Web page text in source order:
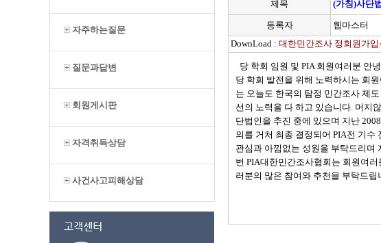
자주하는질문
질문과답변
회원게시판
자격취득상담
사건사고피해상담
제목 (가칭)사단
등록자 웹마스터
DownLoad : 대한민간조사 정회원가입
당 학회 임원 및 PIA 회원여러분 안
당 학회 발전을 위해 노력하시는 회
는 오늘도 한국의 탐정 민간조사 제
선의 노력을 다 하고 있습니다. 머지
단법인을 추진 중에 있으며 지난
의를 거처 최종 결정되어 PIA전 기
관심과 아낌없는 성원을 부탁드리
번 PIA대한민간조사협회는 회원여
러분의 많은 참여와 추천을 부탁드